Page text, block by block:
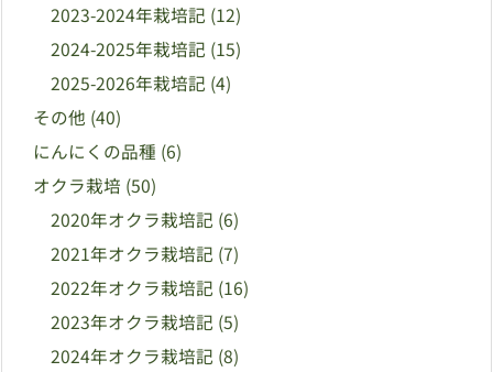
2023-2024年栽培記 (12)
2024-2025年栽培記 (15)
2025-2026年栽培記 (4)
その他 (40)
にんにくの品種 (6)
オクラ栽培 (50)
2020年オクラ栽培記 (6)
2021年オクラ栽培記 (7)
2022年オクラ栽培記 (16)
2023年オクラ栽培記 (5)
2024年オクラ栽培記 (8)